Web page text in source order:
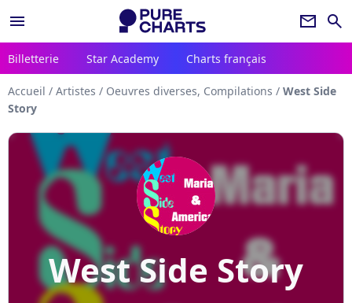
menu newsletter search
Billetterie Star Academy Charts français
Accueil / Artistes / Oeuvres diverses, Compilations / West Side
Story
West Side Story